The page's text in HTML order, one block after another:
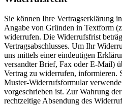
Sie können Ihre Vertragserklärung
Angabe von Gründen in Textform
widerrufen. Die Widerrufsfrist
Vertragsabschlusses. Um Ihr
uns mittels einer eindeutigen
versandter Brief, Fax oder E-Mail)
Vertrag zu widerrufen, informieren.
Muster-Widerrufsformular
vorgeschrieben ist. Zur Wahrung
rechtzeitige Absendung des